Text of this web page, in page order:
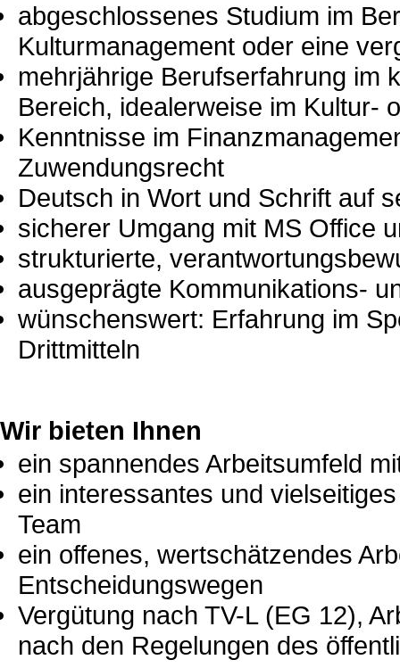
abgeschlossenes Studium im
Kulturmanagement oder eine
mehrjährige Berufserfahrung im
Bereich, idealerweise im Kultur-
Kenntnisse im
Zuwendungsrecht
Deutsch in Wort und Schrift auf
sicherer Umgang mit MS Office
strukturierte,
ausgeprägte Kommunikations-
wünschenswert: Erfahrung im
Drittmitteln
Wir bieten Ihnen
ein spannendes Arbeitsumfeld
ein interessantes und
Team
ein offenes, wertschätzendes
Entscheidungswegen
Vergütung nach TV-L (EG 12),
nach den Regelungen des